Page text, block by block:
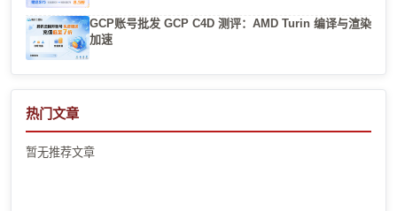
GCP账号批发 GCP C4D 测评：AMD Turin 编译与渲染
加速
热门文章
暂无推荐文章